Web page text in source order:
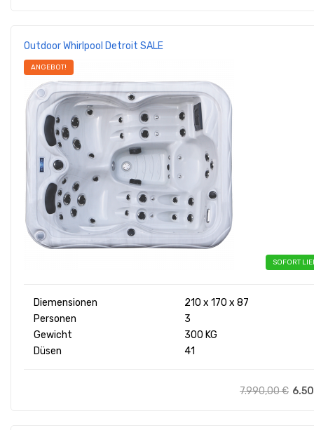
Outdoor Whirlpool Detroit SALE
ANGEBOT!
SOFORT
Diemensionen
210 x 170 x 87
Personen
3
Gewicht
300 KG
Düsen
41
7.990,00€